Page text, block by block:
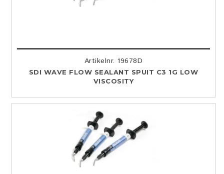
Artikelnr. 19678D
SDI WAVE FLOW SEALANT SPUIT C3 1G LOW
VISCOSITY